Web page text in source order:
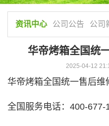
资讯中心 公司公告 公司
华帝烤箱全国统
2025-04-12
华帝烤箱全国统一售后维
全国服务电话：400-677-